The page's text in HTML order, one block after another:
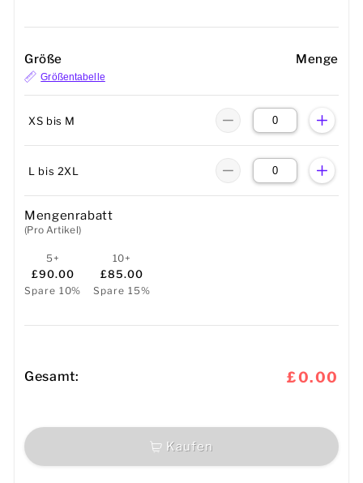
Größe Menge
Größentabelle
XS bis M
L bis 2XL
Mengenrabatt
(Pro Artikel)
5+
£90.00
Spare 10%
10+
£85.00
Spare 15%
Gesamt: £0.00
Kaufen